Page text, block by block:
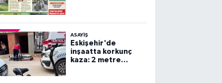
ASAYİŞ
Eskişehir'de
inşaatta korkunç
kaza: 2 metre